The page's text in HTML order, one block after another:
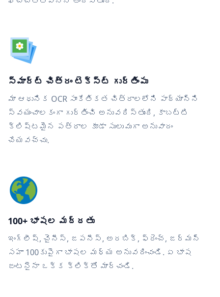
స్మార్ట్ చిత్రం టెక్స్ట్ గుర్తింపు
మా ఆధునిక OCR సాంకేతికత చిత్రాలలోని పాఠ్యాన్ని
స్వయంచాలకంగా గుర్తించి అనువదిస్తుంది, కాబట్టి
క్లిష్టమైన పత్రాల కూడా సులువుగా అనువాదం
చేయవచ్చు.
100+ భాషల మద్దతు
ఇంగ్లీష్, చైనీస్, జపనీస్, అరబిక్, ఫ్రెంచ్, జర్మన్
సహా 100కుపైగా భాషల మధ్య అనువదించండి. ఏ భాష
జంటనైనా ఒక్క క్లిక్‌తో మార్చండి.